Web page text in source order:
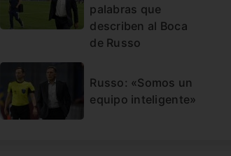
palabras que
describen al Boca
de Russo
Russo: «Somos un
equipo inteligente»